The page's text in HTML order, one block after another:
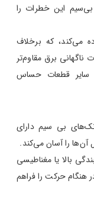
این خطرات را
می‌کند، که برخلاف
ناگهانی برق مقاوم‌تر
سایر قطعات حساس
بی سیم دارای
را آسان می‌کند.
بالا یا مغناطیسی
حرکت را فراهم